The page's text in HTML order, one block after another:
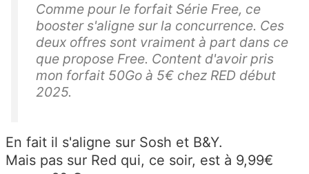
Comme pour le forfait Série Free, ce
booster s'aligne sur la concurrence. Ces
deux offres sont vraiment à part dans ce
que propose Free. Content d'avoir pris
mon forfait 50Go à 5€ chez RED début
2025.
En fait il s'aligne sur Sosh et B&Y.
Mais pas sur Red qui, ce soir, est à 9,99€